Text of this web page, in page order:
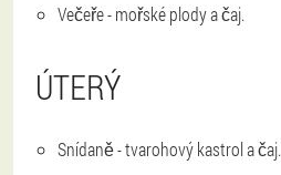
Večeře - mořské plody a čaj.
ÚTERÝ
Snídaně - tvarohový kastrol a čaj.